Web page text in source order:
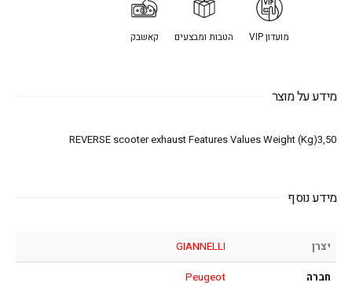
מועדון VIP הטבות ומבצעים קאשבק
מידע על מוצר
REVERSE scooter exhaust Features Values Weight (Kg)3,50
מידע נוסף
יצרן
GIANNELLI
חברה
Peugeot